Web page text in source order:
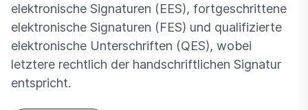
elektronische Signaturen (EES), fortgeschrittene
elektronische Signaturen (FES) und qualifizierte
elektronische Unterschriften (QES), wobei
letztere rechtlich der handschriftlichen Signatur
entspricht.